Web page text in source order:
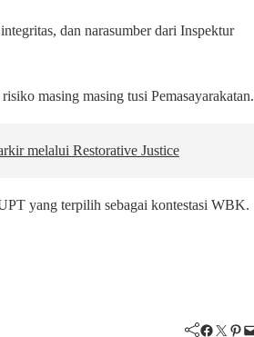
dan narasumber dari Inspektur
masing masing tusi Pemasayarakatan.
melalui Restorative Justice
yang terpilih sebagai kontestasi WBK.
Facebook Twitter Pinterest Mail